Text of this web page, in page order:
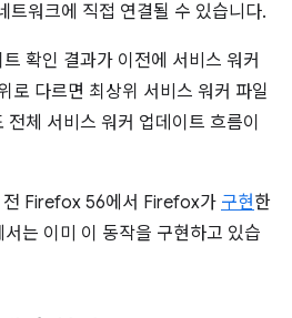
트워크에 직접 연결될 수 있습니다.
확인 결과가 이전에 서비스 워커
로 다르면 최상위 서비스 워커 파일
체 서비스 워커 업데이트 흐름이
Firefox 56에서 Firefox가 구현한
는 이미 이 동작을 구현하고 있습